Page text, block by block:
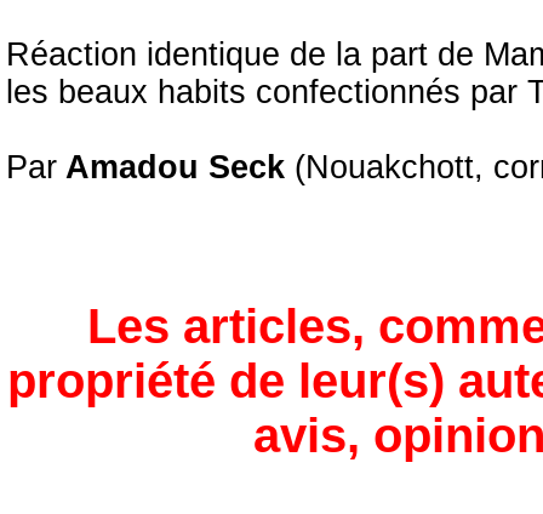
Réaction identique de la part de
les beaux habits confectionnés par
Par Amadou Seck (Nouakchott,
Les articles,
propriété de leur(s)
avis,